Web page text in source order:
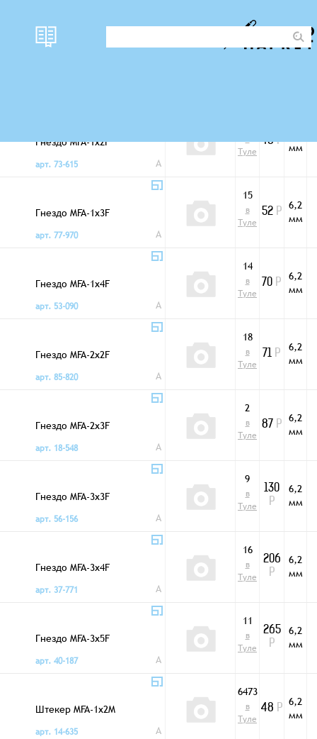
Гнездо MFA-1x2F
арт. 73-615
A
в
Туле
48Р мм
Гнездо MFA-1x3F
арт. 77-970
A
15
в
Туле
52 Р
6,2
мм
Гнездо MFA-1x4F
арт. 53-090
A
14
в
Туле
70 Р
6,2
мм
Гнездо MFA-2x2F
арт. 85-820
A
18
в
Туле
71 Р
6,2
мм
Гнездо MFA-2x3F
арт. 18-548
A
2
в
Туле
87 Р
6,2
мм
Гнездо MFA-3x3F
арт. 56-156
A
9
в
Туле
130
Р
6,2
мм
Гнездо MFA-3x4F
арт. 37-771
A
16
в
Туле
206
Р
6,2
мм
Гнездо MFA-3x5F
арт. 40-187
A
11
в
Туле
265
Р
6,2
мм
Штекер MFA-1x2M
арт. 14-635
A
6473
в
Туле
48 Р
6,2
мм